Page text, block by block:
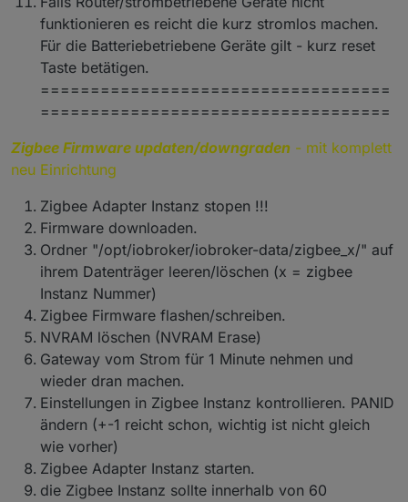
funktionieren es reicht die kurz stromlos machen.
Für die Batteriebetriebene Geräte gilt - kurz reset
Taste betätigen.
===================================
===================================
Zigbee Firmware updaten/downgraden - mit komplett
neu Einrichtung
Zigbee Adapter Instanz stopen !!!
Firmware downloaden.
Ordner "/opt/iobroker/iobroker-data/zigbee_x/" auf
ihrem Datenträger leeren/löschen (x = zigbee
Instanz Nummer)
Zigbee Firmware flashen/schreiben.
NVRAM löschen (NVRAM Erase)
Gateway vom Strom für 1 Minute nehmen und
wieder dran machen.
Einstellungen in Zigbee Instanz kontrollieren. PANID
ändern (+-1 reicht schon, wichtig ist nicht gleich
wie vorher)
Zigbee Adapter Instanz starten.
die Zigbee Instanz sollte innerhalb von 60